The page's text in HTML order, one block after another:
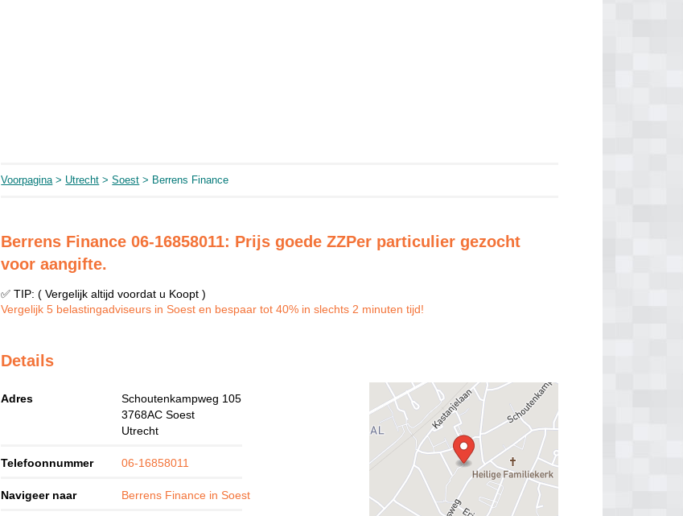
Voorpagina> Utrecht >Soest > Berrens Finance
Berrens Finance 06-16858011: Prijs goede ZZPer particulier gezocht
voor aangifte.
✅ TIP: ( Vergelijk altijd voordat u Koopt )
Vergelijk 5 belastingadviseurs in Soest en bespaar tot 40% in slechts 2 minuten tijd!
Details
Adres
Schoutenkampweg 105
3768AC Soest
Utrecht
Telefoonnummer 06-16858011
Navigeer naar Berrens Finance in Soest